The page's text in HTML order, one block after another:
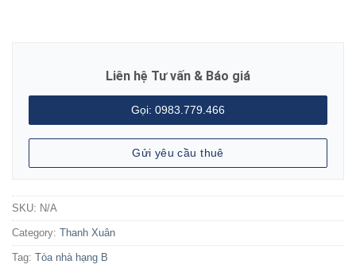
Liên hệ Tư vấn & Báo giá
Gọi: 0983.779.466
Gửi yêu cầu thuê
SKU: N/A
Category: Thanh Xuân
Tag: Tòa nhà hạng B